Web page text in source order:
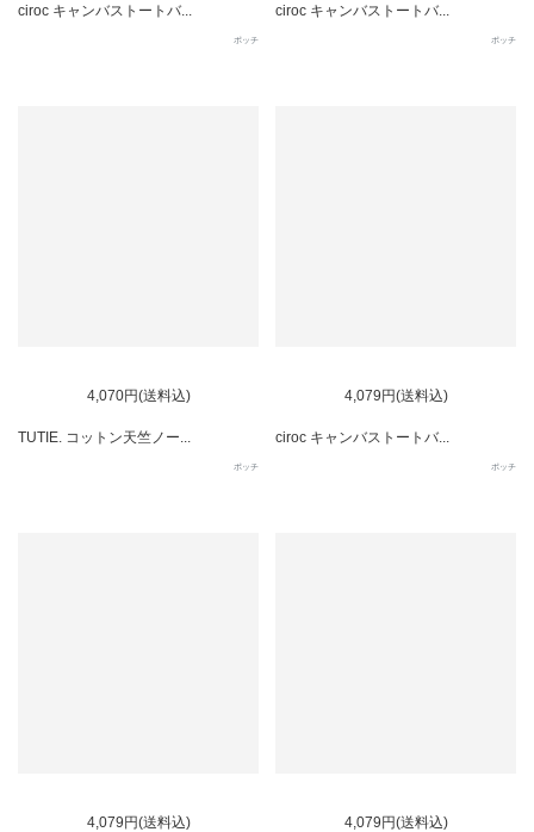
ciroc キャンバストートバ...
ポッチ
ciroc キャンバストートバ...
ポッチ
4,070円(送料込)
TUTIE. コットン天竺ノー...
ポッチ
4,079円(送料込)
ciroc キャンバストートバ...
ポッチ
4,079円(送料込) 4,079円(送料込)